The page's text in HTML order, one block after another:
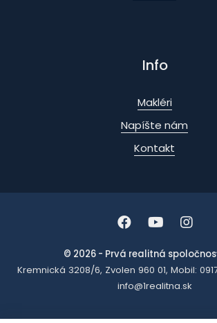
Info
Makléri
Napíšte nám
Kontakt
© 2026 - Prvá realitná
Kremnická 3208/6, Zvolen 960 01, Mobil:
info@1realitna.sk